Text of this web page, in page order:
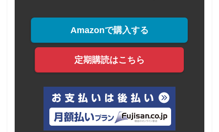
Amazonで購入する
定期購読はこちら